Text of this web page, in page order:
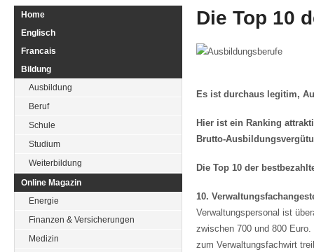
Die Top 10
Es ist durchaus legitim,
Hier ist ein Ranking
Brutto-
Die Top 10 der
10.
Verwaltungspersonal ist
zwischen 700 und 800
zum Verwaltungsfachwirt
Home
Englisch
Francais
Bildung
Ausbildung
Beruf
Schule
Studium
Weiterbildung
Online Magazin
Energie
Finanzen & Versicherungen
Medizin